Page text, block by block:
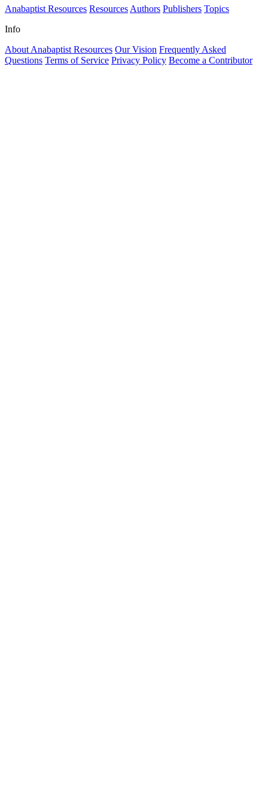
Anabaptist Resources Resources Authors Publishers Topics
Info
About Anabaptist Resources Our Vision Frequently Asked
Questions Terms of Service Privacy Policy Become a Contributor